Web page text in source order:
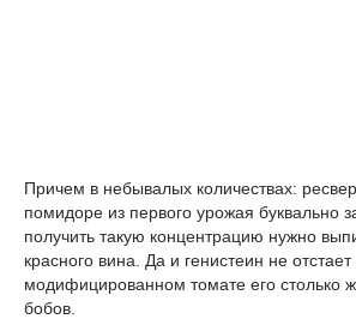
Причем в небывалых количествах:
помидоре из первого урожая буквально
получить такую концентрацию нужно
красного вина. Да и генистеин не
модифицированном томате его столько
бобов.